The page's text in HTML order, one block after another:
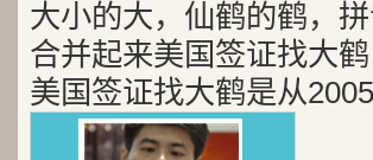
大小的大，仙鹤的鹤，
合并起来美国签证找大
美国签证找大鹤是从